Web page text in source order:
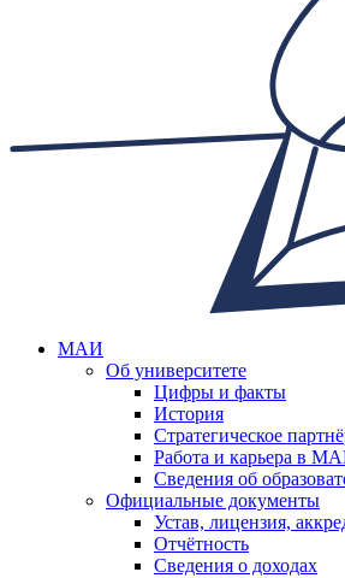
МАИ
Об университете
Цифры и факты
История
Стратегическое
Работа и карьера в
Сведения об
Официальные документы
Устав, лицензия,
Отчётность
Сведения о доходах